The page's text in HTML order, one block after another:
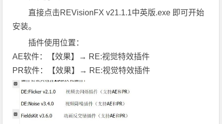
直接点击REVisionFX v21.1.1中英版.exe 即可开始
安装。
插件使用位置：
AE软件：【效果】→ RE:视觉特效插件
PR软件：【效果】→ RE:视觉特效插件